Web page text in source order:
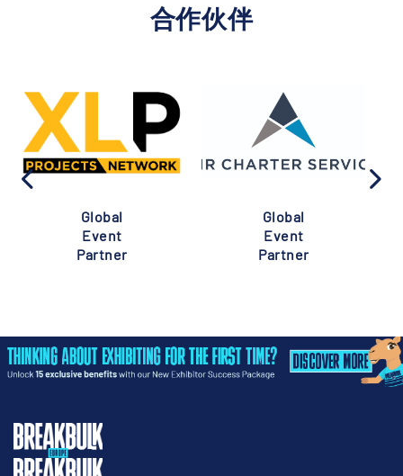
合作伙伴
Global
Event
Partner
Global
Event
Partner